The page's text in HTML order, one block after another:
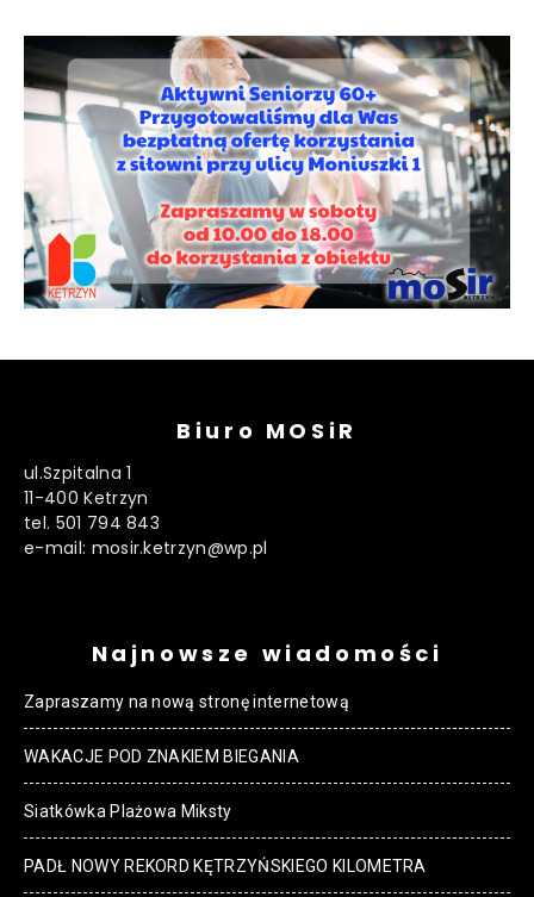
Biuro MOSiR
ul.Szpitalna 1
11-400 Ketrzyn
tel. 501 794 843
e-mail: mosir.ketrzyn@wp.pl
Najnowsze wiadomości
Zapraszamy na nową stronę internetową
WAKACJE POD ZNAKIEM BIEGANIA
Siatkówka Plażowa Miksty
PADŁ NOWY REKORD KĘTRZYŃSKIEGO KILOMETRA